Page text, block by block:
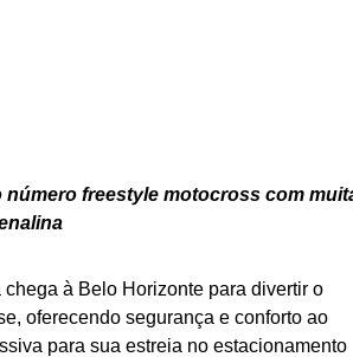
freestyle motocross com
à Belo Horizonte para divertir o
oferecendo segurança e conforto ao
para sua estreia no estacionamento